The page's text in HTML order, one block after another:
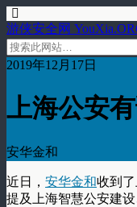
游侠安全网
2019年12月17日
上海公安
安华金和
近日， 安华金和收到
提及上海智慧公安建